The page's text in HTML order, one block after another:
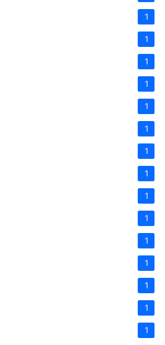
1
1
1
1
1
1
1
1
1
1
1
1
1
1
1